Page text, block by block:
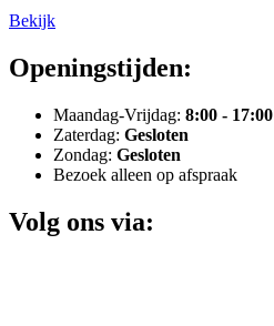
Bekijk
Openingstijden:
Maandag-Vrijdag: 8:00 - 17:00
Zaterdag: Gesloten
Zondag: Gesloten
Bezoek alleen op afspraak
Volg ons via: